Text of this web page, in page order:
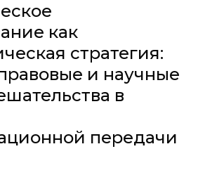
как
стратегия:
и научные
в
передачи